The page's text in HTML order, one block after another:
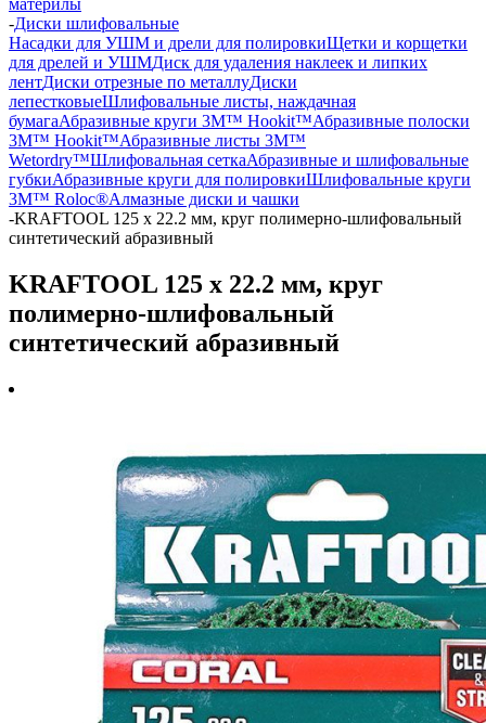
материлы
-Диски шлифовальные
Насадки для УШМ и дрели для полировкиЩетки и корщетки
для дрелей и УШМДиск для удаления наклеек и липких
лентДиски отрезные по металлуДиски
лепестковыеШлифовальные листы, наждачная
бумагаАбразивные круги 3M™ Hookit™Абразивные полоски
3M™ Hookit™Абразивные листы 3M™
Wetordry™Шлифовальная сеткаАбразивные и шлифовальные
губкиАбразивные круги для полировкиШлифовальные круги
3M™ Roloc®Алмазные диски и чашки
-KRAFTOOL 125 х 22.2 мм, круг полимерно-шлифовальный
синтетический абразивный
KRAFTOOL 125 х 22.2 мм, круг
полимерно-шлифовальный
синтетический абразивный